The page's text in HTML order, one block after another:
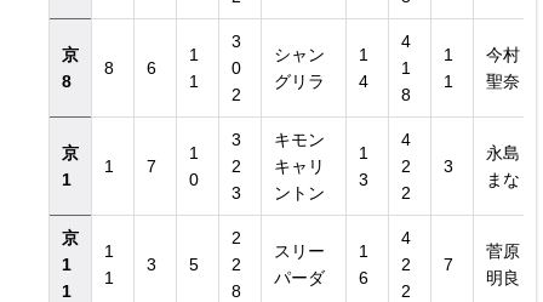
京
8
8 6
1
1
3
0
2
シャン
グリラ
1
4
4
1
8
1
1
今村
聖奈
京
1
1 7
1
0
3
2
3
キモン
キャリ
ントン
1
3
4
2
2
3
永島
まな
京
1
1
1
1
3 5
2
2
8
スリー
パーダ
1
6
4
2
2
7
菅原
明良